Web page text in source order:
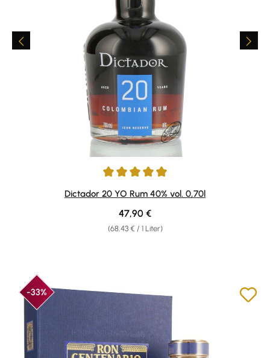
Durchschnittliche Bewertung von 4.91 von 5 Sternen
Dictador 20 YO Rum 40% vol. 0,70l
(68,43 € / 1 Liter)
Regulärer Preis:
47,90 €
-33%